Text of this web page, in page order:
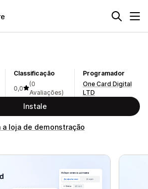
Classificação
0,0
(0
Avaliações)
Programador
One Card Digital
LTD
Instale
a loja de demonstração